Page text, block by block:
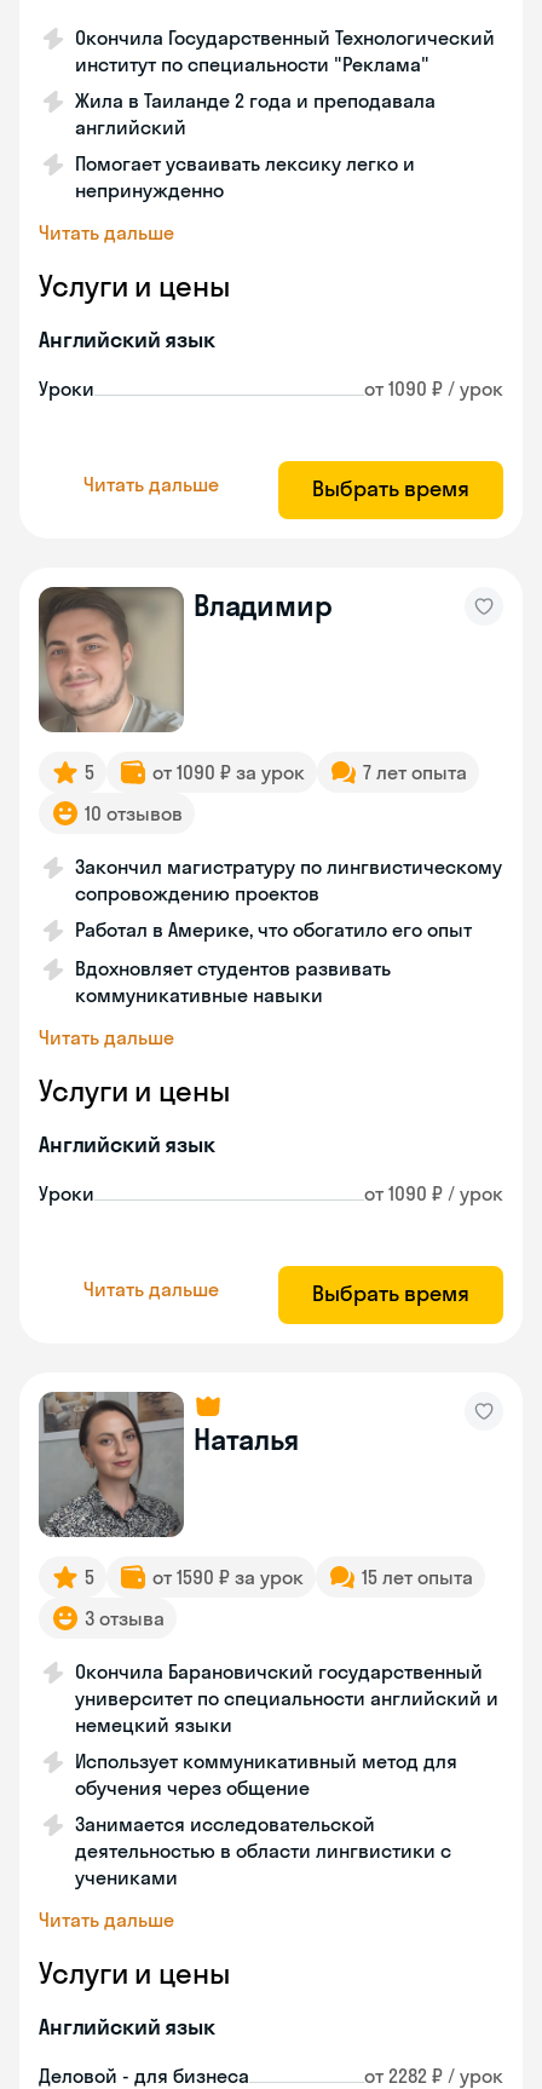
Окончила Государственный Технологический
институт по специальности "Реклама"
Жила в Таиланде 2 года и преподавала
английский
Помогает усваивать лексику легко и
непринужденно
Читать дальше
Услуги и цены
Английский язык
Уроки от 1090 ₽ / урок
Читать дальше Выбрать время
Владимир
5 от 1090 ₽ за урок
7 лет опыта
10 отзывов
Закончил магистратуру по лингвистическому
сопровождению проектов
Работал в Америке, что обогатило его опыт
Вдохновляет студентов развивать
коммуникативные навыки
Читать дальше
Услуги и цены
Английский язык
Уроки от 1090 ₽ / урок
Читать дальше Выбрать время
Наталья
5 от 1590 ₽ за урок
15 лет опыта
3 отзыва
Окончила Барановичский государственный
университет по специальности английский и
немецкий языки
Использует коммуникативный метод для
обучения через общение
Занимается исследовательской
деятельностью в области лингвистики с
учениками
Читать дальше
Услуги и цены
Английский язык
Деловой - для бизнеса от 2282 ₽ / урок